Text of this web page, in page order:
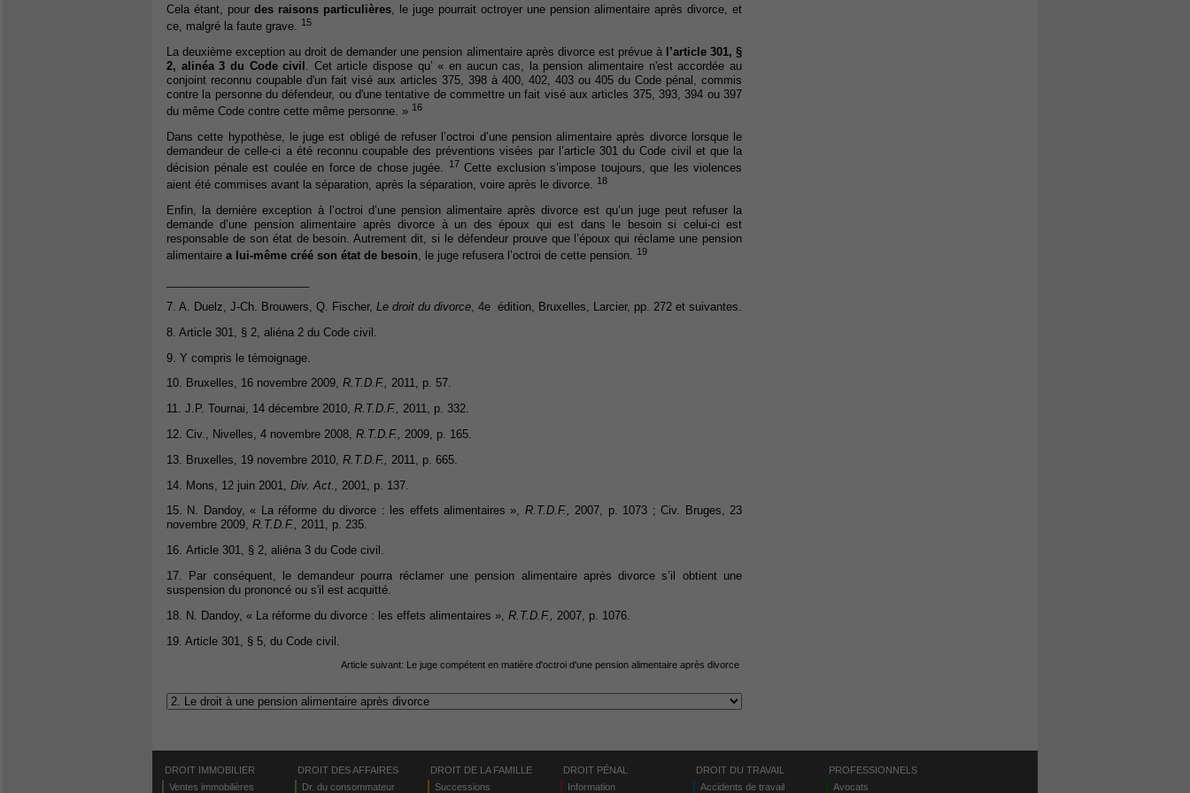
Cela étant, pour des raisons particulières , le juge pourrait octroyer une pension alimentaire après divorce, et
ce, malgré la faute grave.
15
La deuxième exception au droit de demander une pension alimentaire après divorce est prévue à l’article 301, §
2, alinéa 3 du Code civil . Cet article dispose qu’ « en aucun cas, la pension alimentaire n'est accordée au
conjoint reconnu coupable d'un fait visé aux articles 375, 398 à 400, 402, 403 ou 405 du Code pénal, commis
contre la personne du défendeur, ou d'une tentative de commettre un fait visé aux articles 375, 393, 394 ou 397
du même Code contre cette même personne. » 16
Dans cette hypothèse, le juge est obligé de refuser l’octroi d’une pension alimentaire après divorce lorsque le
demandeur de celle-ci a été reconnu coupable des préventions visées par l’article 301 du Code civil et que la
décision pénale est coulée en force de chose jugée.
17 Cette exclusion s’impose toujours, que les violences
aient été commises avant la séparation, après la séparation, voire après le divorce. 18
Enfin, la dernière exception à l’octroi d’une pension alimentaire après divorce est qu’un juge peut refuser la
demande d’une pension alimentaire après divorce à un des époux qui est dans le besoin si celui-ci est
responsable de son état de besoin. Autrement dit, si le défendeur prouve que l’époux qui réclame une pension
alimentaire a lui-même créé son état de besoin, le juge refusera l’octroi de cette pension. 19
7. A. Duelz, J-Ch. Brouwers, Q. Fischer, Le droit du divorce , 4e édition, Bruxelles, Larcier, pp. 272 et suivantes.
8. Article 301, § 2, aliéna 2 du Code civil.
9. Y compris le témoignage.
10. Bruxelles, 16 novembre 2009, R.T.D.F., 2011, p. 57.
11. J.P. Tournai, 14 décembre 2010, R.T.D.F., 2011, p. 332.
12. Civ., Nivelles, 4 novembre 2008, R.T.D.F.,
2009, p. 165.
13. Bruxelles, 19 novembre 2010, R.T.D.F.,
2011, p. 665.
14. Mons, 12 juin 2001, Div. Act.,
2001, p. 137.
15. N. Dandoy, « La réforme du divorce : les effets alimentaires », R.T.D.F., 2007, p. 1073 ; Civ. Bruges, 23
novembre 2009, R.T.D.F., 2011, p. 235.
16. Article 301, § 2, aliéna 3 du Code civil.
17. Par conséquent, le demandeur pourra réclamer une pension alimentaire après divorce s’il obtient une
suspension du prononcé ou s'il est acquitté.
18. N. Dandoy, « La réforme du divorce : les effets alimentaires », R.T.D.F.,
2007, p. 1076.
19. Article 301, § 5, du Code civil.
Article suivant: Le juge compétent en matière d'octroi d'une pension alimentaire après divorce
DROIT IMMOBILIER
Ventes immobilières
DROIT DES AFFAIRES
Dr. du consommateur
DROIT DE LA FAMILLE
Successions
DROIT PÉNAL
Information
DROIT DU TRAVAIL
Accidents de travail
PROFESSIONNELS
Avocats